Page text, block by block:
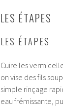
LES ÉTAPES
LES ÉTAPES
Cuire les
on vise des fils
simple rinçage
eau frémissante,